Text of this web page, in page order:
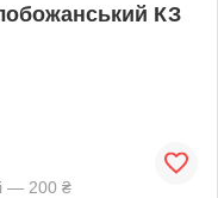
КЗ
— 200 ₴